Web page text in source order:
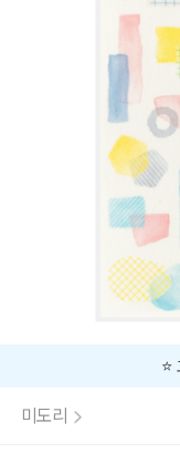
⭐️
미도리